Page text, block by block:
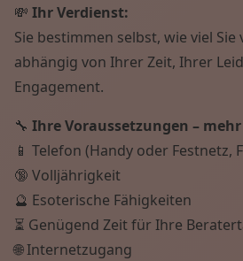
💸 Ihr Verdienst:
Sie bestimmen selbst, wie viel Sie
abhängig von Ihrer Zeit, Ihrer
Engagement.
🔧 Ihre Voraussetzungen –
📱 Telefon (Handy oder Festnetz,
🔞 Volljährigkeit
🔮 Esoterische Fähigkeiten
⏳ Genügend Zeit für Ihre
🌐 Internetzugang